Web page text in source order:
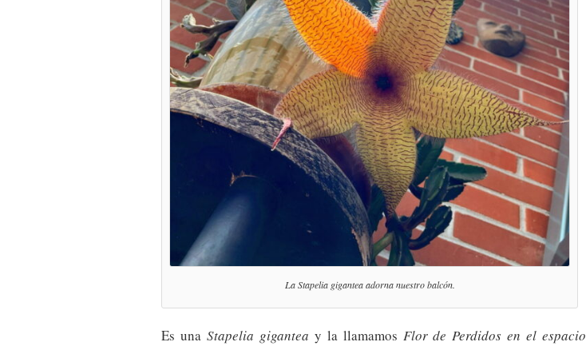
LaStapelia giganteaadorna nuestro balcón.
Es una Stapelia gigantea y la llamamos Flor de Perdidos en el espacio